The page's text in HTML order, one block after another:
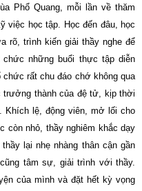
Phổ Quang, mỗi lần về thăm
việc học tập. Học đến đâu, học
rõ, trình kiến giải thầy nghe để
những buổi thực tập diễn
rất chu đáo chớ không qua
trưởng thành của đệ tử, kịp thời
Khích lệ, động viên, mở lối cho
còn nhỏ, thầy nghiêm khắc dạy
lại nhẹ nhàng thân cận gần
tâm sự, giải trình với thầy.
của mình và đặt hết kỳ vọng